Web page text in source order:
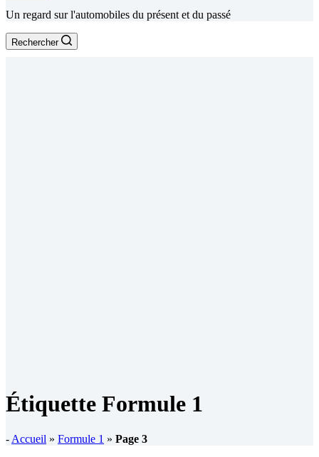
Un regard sur l'automobiles du présent et du passé
Rechercher
Étiquette Formule 1
- Accueil » Formule 1 » Page 3